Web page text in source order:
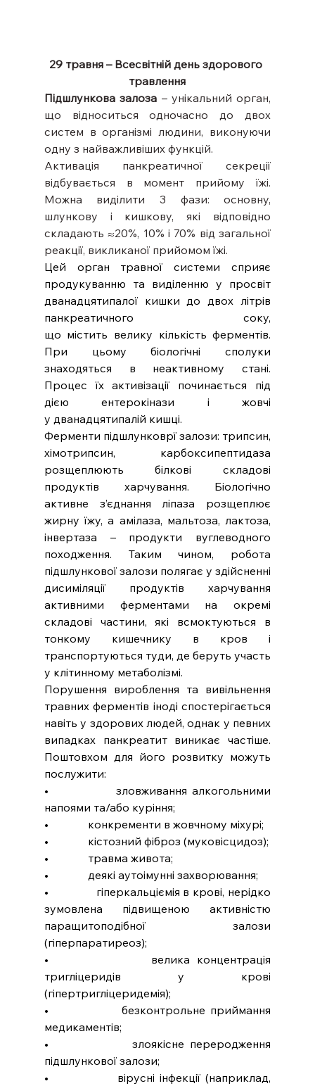
29 травня – Всесвітній день здорового
травлення
Підшлункова залоза – унікальний орган,
що відноситься одночасно до двох
систем в організмі людини, виконуючи
одну з найважливіших функцій.
Активація панкреатичної секреції
відбувається в момент прийому їжі.
Можна виділити 3 фази: основну,
шлункову і кишкову, які відповідно
складають ≈20%, 10% і 70% від загальної
реакції, викликаної прийомом їжі.
Цей орган травної системи сприяє
продукуванню та виділенню у просвіт
дванадцятипалої кишки до двох літрів
панкреатичного соку,
що містить велику кількість ферментів.
При цьому біологічні сполуки
знаходяться в неактивному стані.
Процес їх активізації починається під
дією ентерокінази і жовчі
у дванадцятипалій кишці.
Ферменти підшлунковрї залози: трипсин,
хімотрипсин, карбоксипептидаза
розщеплюють білкові складові
продуктів харчування. Біологічно
активне з’єднання ліпаза розщеплює
жирну їжу, а амілаза, мальтоза, лактоза,
інвертаза – продукти вуглеводного
походження. Таким чином, робота
підшлункової залози полягає у здійсненні
дисиміляції продуктів харчування
активними ферментами на окремі
складові частини, які всмоктуються в
тонкому кишечнику в кров і
транспортуються туди, де беруть участь
у клітинному метаболізмі.
Порушення вироблення та вивільнення
травних ферментів іноді спостерігається
навіть у здорових людей, однак у певних
випадках панкреатит виникає частіше.
Поштовхом для його розвитку можуть
послужити:
•              зловживання алкогольними
напоями та/або куріння;
•              конкременти в жовчному міхурі;
•              кістозний фіброз (муковісцидоз);
•              травма живота;
•              деякі аутоімунні захворювання;
•              гіперкальціємія в крові, нерідко
зумовлена підвищеною активністю
паращитоподібної залози
(гіперпаратиреоз);
•              велика концентрація
тригліцеридів у крові
(гіпертригліцеридемія);
•              безконтрольне приймання
медикаментів;
•              злоякісне переродження
підшлункової залози;
•              вірусні інфекції (наприклад,